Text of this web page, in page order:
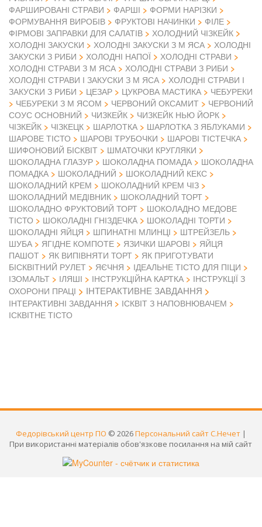
ФАРШИРОВАНІ СТРАВИ
ФАРШІ
ФОРМИ НАРІЗКИ
ФОРМУВАННЯ ВИРОБІВ
ФРУКТОВІ НАЧИНКИ
ФІЛЕ
ФІРМОВІ ЗАПРАВКИ ДЛЯ САЛАТІВ
ХОЛОДНИЙ ЧІЗКЕЙК
ХОЛОДНІ ЗАКУСКИ
ХОЛОДНІ ЗАКУСКИ З М ЯСА
ХОЛОДНІ
ЗАКУСКИ З РИБИ
ХОЛОДНІ НАПОЇ
ХОЛОДНІ СТРАВИ
ХОЛОДНІ СТРАВИ З М ЯСА
ХОЛОДНІ СТРАВИ З РИБИ
ХОЛОДНІ СТРАВИ І ЗАКУСКИ З М ЯСА
ХОЛОДНІ СТРАВИ І
ЗАКУСКИ З РИБИ
ЦЕЗАР ЦУКРОВА МАСТИКА
ЧЕБУРЕКИ
ЧЕБУРЕКИ З М ЯСОМ
ЧЕРВОНИЙ ОКСАМИТ
ЧЕРВОНИЙ
СОУС ОСНОВНИЙ
ЧИЗКЕЙК
ЧИЗКЕЙК НЬЮ ЙОРК
ЧІЗКЕЙК
ЧІЗКЕЦК ШАРЛОТКА
ШАРЛОТКА З ЯБЛУКАМИ
ШАРОВЕ ТІСТО
ШАРОВІ ТРУБОЧКИ
ШАРОВІ ТІСТЕЧКА
ШИФОНОВИЙ БІСКВІТ
ШМАТОЧКИ КРУГЛЯКИ
ШОКОЛАДНА ГЛАЗУР
ШОКОЛАДНА ПОМАДА
ШОКОЛАДНА
ПОМАДКА
ШОКОЛАДНИЙ
ШОКОЛАДНИЙ КЕКС
ШОКОЛАДНИЙ КРЕМ
ШОКОЛАДНИЙ КРЕМ ЧІЗ
ШОКОЛАДНИЙ МЕДІВНИК
ШОКОЛАДНИЙ ТОРТ
ШОКОЛАДНО ФРУКТОВИЙ ТОРТ
ШОКОЛАДНО МЕДОВЕ
ТІСТО
ШОКОЛАДНІ ГНІЗДЕЧКА
ШОКОЛАДНІ ТОРТИ
ШОКОЛАДНІ ЯЙЦЯ
ШПИНАТНІ МЛИНЦІ
ШТРЕЙЗЕЛЬ
ШУБА
ЯГІДНЕ КОМПОТЕ ЯЗИЧКИ ШАРОВІ
ЯЙЦЯ
ПАШОТ
ЯК ВИПІВНЯТИ ТОРТ
ЯК ПРИГОТУВАТИ
БІСКВІТНИЙ РУЛЕТ
ЯЄЧНЯ
ІДЕАЛЬНЕ ТІСТО ДЛЯ ПІЦИ
ІЗОМАЛЬТ
ІЛЯШІ ІНСТРУКЦІЙНА КАРТКА
ІНСТРУКЦІЇ З
ОХОРОНИ ПРАЦІ
ІНТЕРАКТИВНЕ ЗАВДАННЯ
ІНТЕРАКТИВНІ ЗАВДАННЯ
ІСКВІТ З НАПОВНЮВАЧЕМ
ІСКВІТНЕ ТІСТО
Федорівський центр ПО © 2026Персональний сайт С.Нечет |
При використанні матеріалів обов'язкове посилання на мій сайт